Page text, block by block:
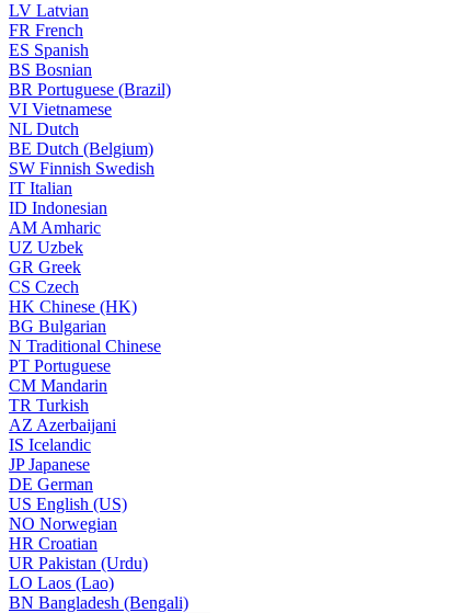
LV Latvian
FR French
ES Spanish
BS Bosnian
BR Portuguese (Brazil)
VI Vietnamese
NL Dutch
BE Dutch (Belgium)
SW Finnish Swedish
IT Italian
ID Indonesian
AM Amharic
UZ Uzbek
GR Greek
CS Czech
HK Chinese (HK)
BG Bulgarian
N Traditional Chinese
PT Portuguese
CM Mandarin
TR Turkish
AZ Azerbaijani
IS Icelandic
JPJapanese
DE German
US English (US)
NO Norwegian
HR Croatian
UR Pakistan (Urdu)
LO Laos (Lao)
BN Bangladesh (Bengali)